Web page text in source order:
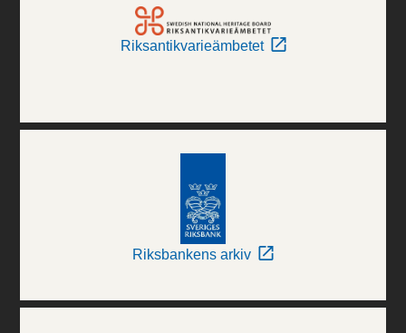
Riksantikvarieämbetet
Riksbankens arkiv